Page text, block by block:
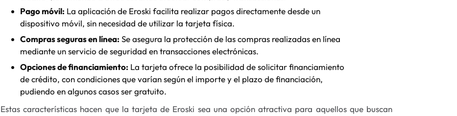
Pago móvil: La aplicación de Eroski facilita realizar pagos directamente desde un
dispositivo móvil, sin necesidad de utilizar la tarjeta física.
Compras seguras en línea: Se asegura la protección de las compras realizadas en línea
mediante un servicio de seguridad en transacciones electrónicas.
Opciones de financiamiento: La tarjeta ofrece la posibilidad de solicitar financiamiento
de crédito, con condiciones que varían según el importe y el plazo de financiación,
pudiendo en algunos casos ser gratuito.
Estas características hacen que la tarjeta de Eroski sea una opción atractiva para aquellos que buscan